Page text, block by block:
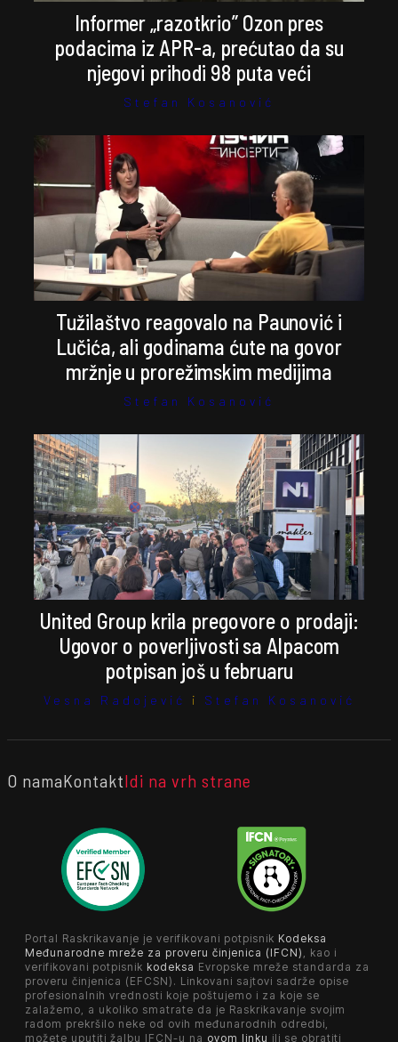
Informer „razotkrio” Ozon pres
podacima iz APR-a, prećutao da su
njegovi prihodi 98 puta veći
Stefan Kosanović
Tužilaštvo reagovalo na Paunović i
Lučića, ali godinama ćute na govor
mržnje u prorežimskim medijima
Stefan Kosanović
United Group krila pregovore o prodaji:
Ugovor o poverljivosti sa Alpacom
potpisan još u februaru
Vesna Radojević i Stefan Kosanović
O namaKontaktIdi na vrh strane
Portal Raskrikavanje je verifikovani potpisnik Kodeksa
Međunarodne mreže za proveru činjenica (IFCN) , kao i
verifikovani potpisnik kodeksa Evropske mreže standarda za
proveru činjenica (EFCSN). Linkovani sajtovi sadrže opise
profesionalnih vrednosti koje poštujemo i za koje se
zalažemo, a ukoliko smatrate da je Raskrikavanje svojim
radom prekršilo neke od ovih međunarodnih odredbi,
možete uputiti žalbu IFCN-u na ovom linku ili se obratiti